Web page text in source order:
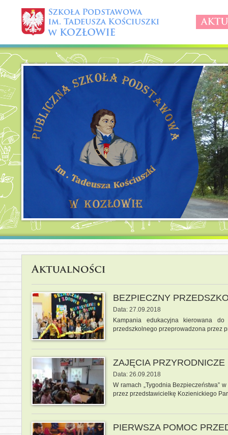
BEZPIECZNY
Data: 27.09.2018
Kampania edukacyjna kierowana
przedszkolnego przeprowadzona przez
ZAJĘCIA PRZYRODNICZE
Data: 26.09.2018
W ramach „Tygodnia Bezpieczeństwa”
przez przedstawicielkę Kozienickiego
PIERWSZA POMOC